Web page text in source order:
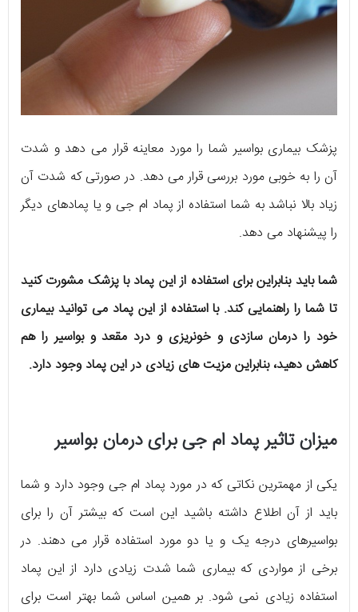
پزشک بیماری بواسیر شما را مورد معاینه قرار می دهد و شدت
آن را به خوبی مورد بررسی قرار می دهد. در صورتی که شدت آن
زیاد بالا نباشد به شما استفاده از پماد ام جی و یا پمادهای دیگر
را پیشنهاد می دهد.
شما باید بنابراین برای استفاده از این پماد با پزشک مشورت کنید
تا شما را راهنمایی کند. با استفاده از این پماد می توانید بیماری
خود را درمان سازدی و خونریزی و درد مقعد و بواسیر را هم
کاهش دهید، بنابراین مزیت های زیادی در این پماد وجود دارد.
میزان تاثیر پماد ام جی برای درمان بواسیر
یکی از مهمترین نکاتی که در مورد پماد ام جی وجود دارد و شما
باید از آن اطلاع داشته باشید این است که بیشتر آن را برای
بواسیرهای درجه یک و یا دو مورد استفاده قرار می دهند. در
برخی از مواردی که بیماری شما شدت زیادی دارد از این پماد
استفاده زیادی نمی شود. بر همین اساس شما بهتر است برای